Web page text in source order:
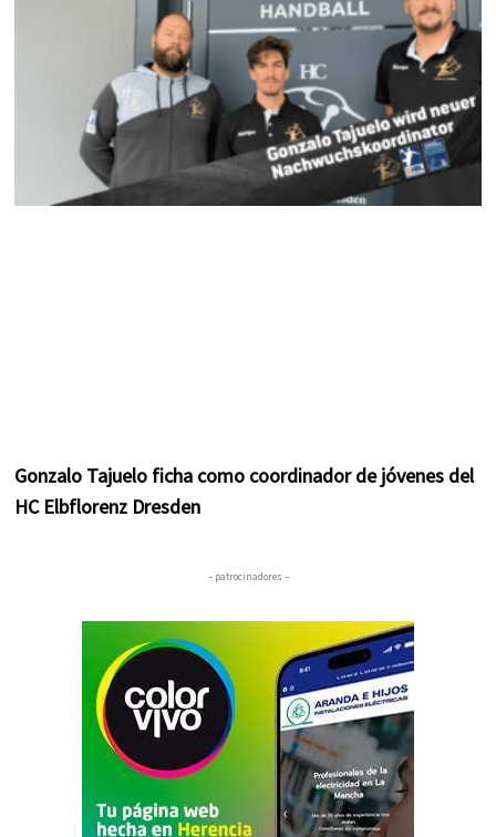
m t
Gonzalo Tajuelo ficha como coordinador de jóvenes del
HC Elbflorenz Dresden
– patrocinadores –